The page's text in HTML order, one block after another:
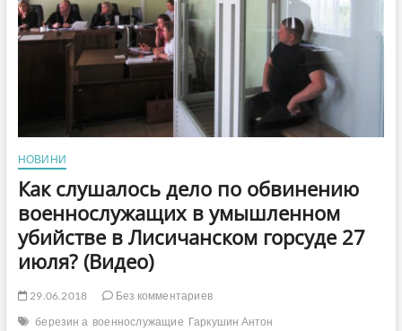
НОВИНИ
Как слушалось дело по обвинению
военнослужащих в умышленном
убийстве в Лисичанском горсуде 27
июля? (Видео)
29.06.2018
Без комментариев
березин а военнослужащие Гаркушин Антон